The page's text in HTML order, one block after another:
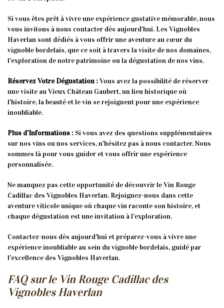
Si vous êtes prêt à vivre une expérience gustative mémorable, nous
vous invitons à nous contacter dès aujourd'hui. Les Vignobles
Haverlan sont dédiés à vous offrir une aventure au cœur du
vignoble bordelais, que ce soit à travers la visite de nos domaines,
l'exploration de notre patrimoine ou la dégustation de nos vins.
Réservez Votre Dégustation :Vous avez la possibilité de réserver
une visite au Vieux Château Gaubert, un lieu historique où
l'histoire, la beauté et le vin se rejoignent pour une expérience
inoubliable.
Plus d'Informations : Si vous avez des questions supplémentaires
sur nos vins ou nos services, n'hésitez pas à nous contacter. Nous
sommes là pour vous guider et vous offrir une expérience
personnalisée.
Ne manquez pas cette opportunité de découvrir le Vin Rouge
Cadillac des Vignobles Haverlan. Rejoignez-nous dans cette
aventure viticole unique où chaque vin raconte son histoire, et
chaque dégustation est une invitation à l'exploration.
Contactez-nous dès aujourd'hui et préparez-vous à vivre une
expérience inoubliable au sein du vignoble bordelais, guidé par
l'excellence des Vignobles Haverlan.
FAQ sur le Vin Rouge Cadillac des
Vignobles Haverlan